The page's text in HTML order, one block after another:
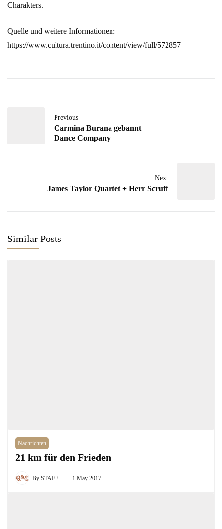
Charakters.
Quelle und weitere Informationen:
https://www.cultura.trentino.it/content/view/full/572857
Previous
Carmina Burana gebannt
Dance Company
Next
James Taylor Quartet + Herr Scruff
Similar Posts
Nachrichten
21 km für den Frieden
By STAFF 1 May 2017